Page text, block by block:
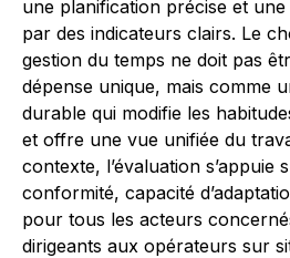
une planification précise et
par des indicateurs clairs. Le
gestion du temps ne doit pas
dépense unique, mais comme
durable qui modifie les
et offre une vue unifiée du
contexte, l’évaluation s’appuie
conformité, capacité
pour tous les acteurs
dirigeants aux opérateurs sur